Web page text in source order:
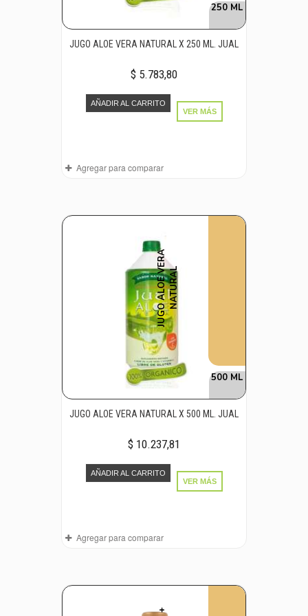
250 ML
JUGO ALOE VERA NATURAL X 250 ML. JUAL
$ 5.783,80
AÑADIR AL CARRITO
VER MÁS
Agregar para comparar
J
U
G
O
A
L
O
EV
E
R
A
N
A
T
U
R
AL
500 ML
JUGO ALOE VERA NATURAL X 500 ML. JUAL
$ 10.237,81
AÑADIR AL CARRITO
VER MÁS
Agregar para comparar